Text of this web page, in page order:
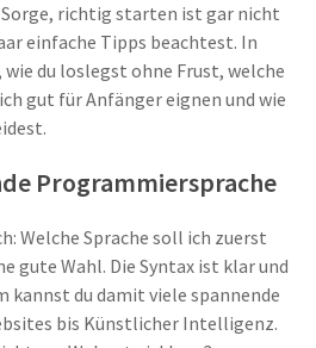
richtig starten ist gar nicht
einfache Tipps beachtest. In
du loslegst ohne Frust, welche
gut für Anfänger eignen und wie
Programmiersprache
Welche Sprache soll ich zuerst
gute Wahl. Die Syntax ist klar und
kannst du damit viele spannende
bis Künstlicher Intelligenz.